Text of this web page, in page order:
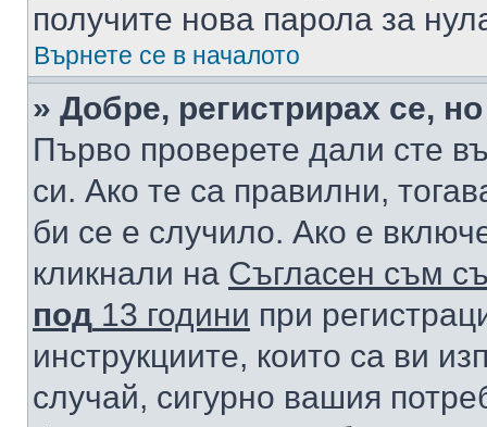
получите нова парола за
Върнете се в началото
» Добре, регистрирах се,
Първо проверете дали сте
си. Ако те са правилни,
би се е случило. Ако е
кликнали на Съгласен съм
под 13 години при
инструкциите, които са ви
случай, сигурно вашия